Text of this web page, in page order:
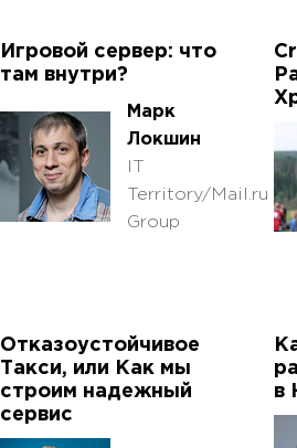
Игровой сервер: что
там внутри?
Марк
Локшин
Territory/Mail.ru
Group
Отказоустойчивое
Такси, или Как мы
строим надежный
сервис
в